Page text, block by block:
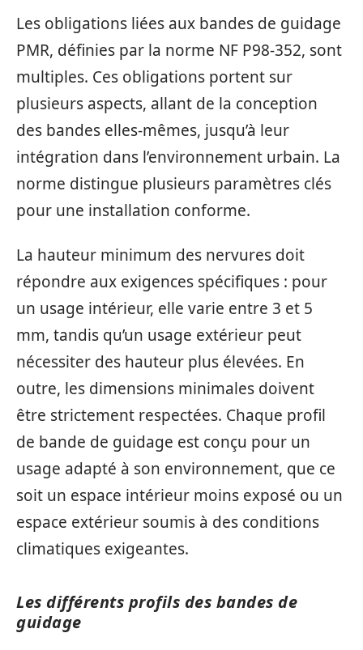
Les obligations liées aux bandes de guidage
PMR, définies par la norme NF P98-352, sont
multiples. Ces obligations portent sur
plusieurs aspects, allant de la conception
des bandes elles-mêmes, jusqu’à leur
intégration dans l’environnement urbain. La
norme distingue plusieurs paramètres clés
pour une installation conforme.
La hauteur minimum des nervures doit
répondre aux exigences spécifiques : pour
un usage intérieur, elle varie entre 3 et 5
mm, tandis qu’un usage extérieur peut
nécessiter des hauteur plus élevées. En
outre, les dimensions minimales doivent
être strictement respectées. Chaque profil
de bande de guidage est conçu pour un
usage adapté à son environnement, que ce
soit un espace intérieur moins exposé ou un
espace extérieur soumis à des conditions
climatiques exigeantes.
Les différents profils des bandes de
guidage